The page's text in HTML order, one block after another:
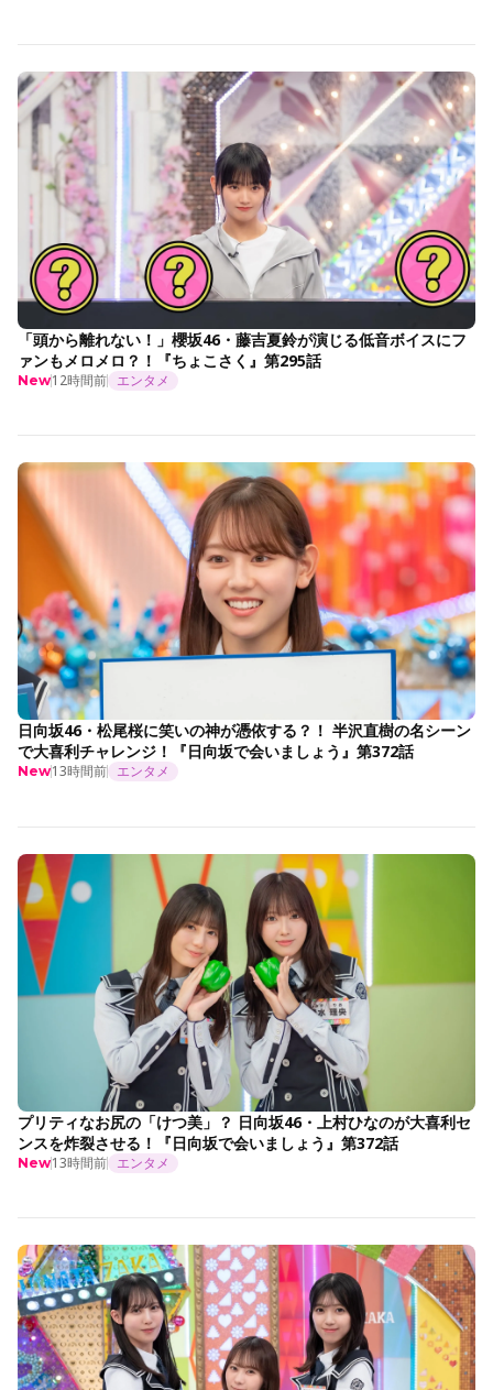
「頭から離れない！」櫻坂46・藤吉夏鈴が演じる低音ボイスにフ
ァンもメロメロ？！『ちょこさく』第295話
New12時間前 エンタメ
日向坂46・松尾桜に笑いの神が憑依する？！ 半沢直樹の名シーン
で大喜利チャレンジ！『日向坂で会いましょう』第372話
New13時間前 エンタメ
プリティなお尻の「けつ美」？ 日向坂46・上村ひなのが大喜利セ
ンスを炸裂させる！『日向坂で会いましょう』第372話
New13時間前 エンタメ